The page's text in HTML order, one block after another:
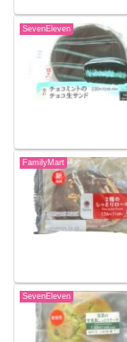
SevenEleven
FamilyMart
SevenEleven